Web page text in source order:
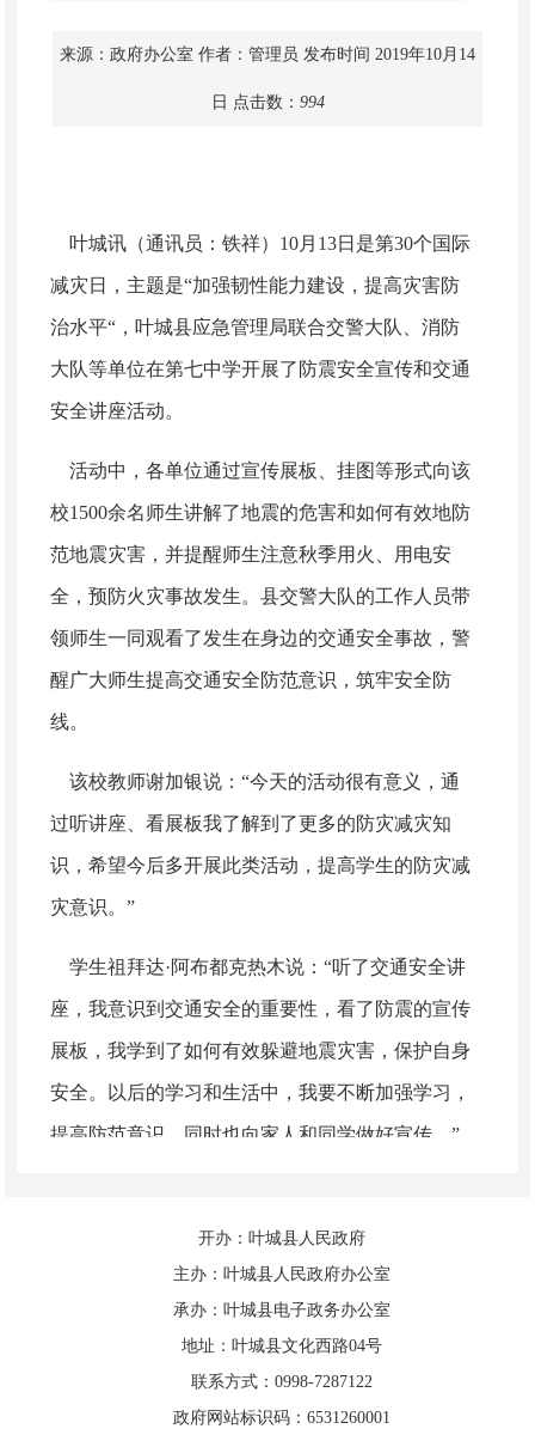
来源：政府办公室 作者：管理员 发布时间 2019年10月14
日 点击数： 994
叶城讯（通讯员：铁祥）10月13日是第30个国际
减灾日，主题是“加强韧性能力建设，提高灾害防
治水平“，叶城县应急管理局联合交警大队、消防
大队等单位在第七中学开展了防震安全宣传和交通
安全讲座活动。
活动中，各单位通过宣传展板、挂图等形式向该
校1500余名师生讲解了地震的危害和如何有效地防
范地震灾害，并提醒师生注意秋季用火、用电安
全，预防火灾事故发生。县交警大队的工作人员带
领师生一同观看了发生在身边的交通安全事故，警
醒广大师生提高交通安全防范意识，筑牢安全防
线。
该校教师谢加银说：“今天的活动很有意义，通
过听讲座、看展板我了解到了更多的防灾减灾知
识，希望今后多开展此类活动，提高学生的防灾减
灾意识。”
学生祖拜达·阿布都克热木说：“听了交通安全讲
座，我意识到交通安全的重要性，看了防震的宣传
展板，我学到了如何有效躲避地震灾害，保护自身
安全。 以后的学习和生活中，我要不断加强学习，
提高防范意识，同时也向家人和同学做好宣传。”
生的防灾减灾意识，有效地提高了师生应对灾难的
自救互救能力，营造了良好的防灾减灾宣传氛围。
开办：叶城县人民政府
主办：叶城县人民政府办公室
承办：叶城县电子政务办公室
地址：叶城县文化西路04号
联系方式：0998-7287122
政府网站标识码：6531260001